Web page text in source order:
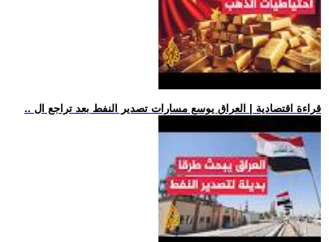
.. قراءة اقتصادية | العراق يوسع مسارات تصدير النفط بعد تراجع ال